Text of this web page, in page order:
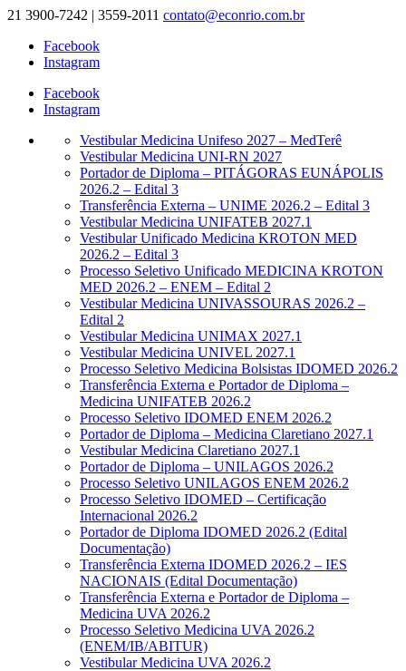
21 3900-7242 | 3559-2011 contato@econrio.com.br
Facebook
Instagram
Facebook
Instagram
Vestibular Medicina Unifeso 2027 – MedTerê
Vestibular Medicina UNI-RN 2027
Portador de Diploma – PITÁGORAS EUNÁPOLIS
2026.2 – Edital 3
Transferência Externa – UNIME 2026.2 – Edital 3
Vestibular Medicina UNIFATEB 2027.1
Vestibular Unificado Medicina KROTON MED
2026.2 – Edital 3
Processo Seletivo Unificado MEDICINA KROTON
MED 2026.2 – ENEM – Edital 2
Vestibular Medicina UNIVASSOURAS 2026.2 –
Edital 2
Vestibular Medicina UNIMAX 2027.1
Vestibular Medicina UNIVEL 2027.1
Processo Seletivo Medicina Bolsistas IDOMED 2026.2
Transferência Externa e Portador de Diploma –
Medicina UNIFATEB 2026.2
Processo Seletivo IDOMED ENEM 2026.2
Portador de Diploma – Medicina Claretiano 2027.1
Vestibular Medicina Claretiano 2027.1
Portador de Diploma – UNILAGOS 2026.2
Processo Seletivo UNILAGOS ENEM 2026.2
Processo Seletivo IDOMED – Certificação
Internacional 2026.2
Portador de Diploma IDOMED 2026.2 (Edital
Documentação)
Transferência Externa IDOMED 2026.2 – IES
NACIONAIS (Edital Documentação)
Transferência Externa e Portador de Diploma –
Medicina UVA 2026.2
Processo Seletivo Medicina UVA 2026.2
(ENEM/IB/ABITUR)
Vestibular Medicina UVA 2026.2